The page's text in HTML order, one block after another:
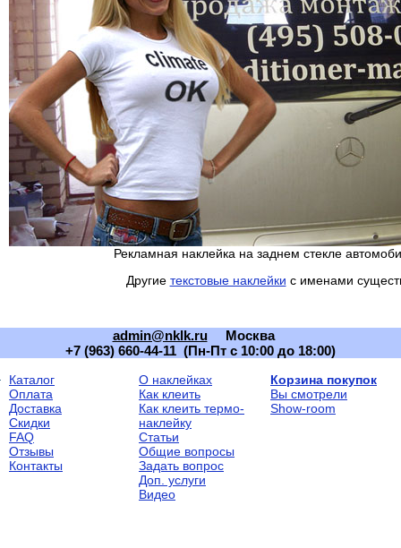
Рекламная наклейка на заднем стекле
Другие текстовые наклейки с именами
admin@nklk.ru
Москва
+7 (963) 660-44-11 (Пн-Пт с 10:00 до 18:00)
Каталог
Оплата
Доставка
Скидки
FAQ
Отзывы
Контакты
О наклейках
Как клеить
Как клеить термо-
наклейку
Статьи
Общие вопросы
Задать вопрос
Доп. услуги
Видео
Корзина покупок
Вы смотрели
Show-room